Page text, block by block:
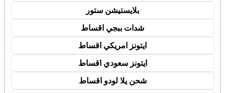
بلايستيشن ستور
شدات ببجي اقساط
ايتونز امريكي اقساط
ايتونز سعودي اقساط
شحن يلا لودو اقساط